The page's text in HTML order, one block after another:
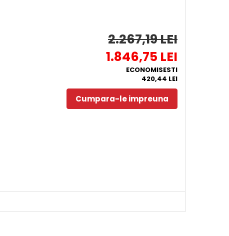
2.267,19 LEI
1.846,75 LEI
ECONOMISESTI
420,44 LEI
Cumpara-le impreuna